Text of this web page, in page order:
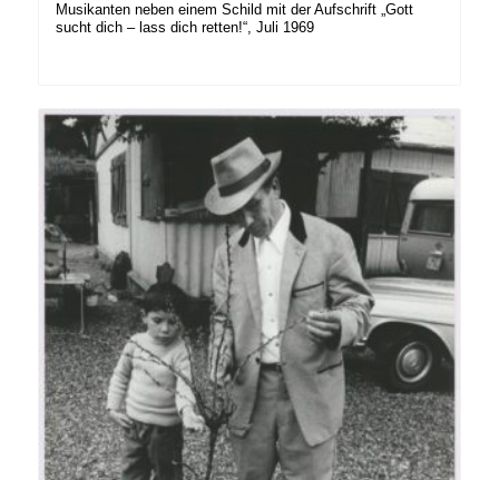
Musikanten neben einem Schild mit der Aufschrift „Gott
sucht dich – lass dich retten!“, Juli 1969